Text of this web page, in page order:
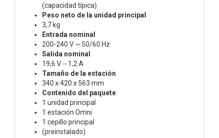
(capacidad típica)
Peso neto de la unidad principal
3,7 kg
Entrada nominal
200-240 V ~ 50/60 Hz
Salida nominal
19,6 V ⎓ 1,2 A
Tamaño de la estación
340 x 420 x 563 mm
Contenido del paquete
1 unidad principal
1 estación Omni
1 cepillo principal
(preinstalado)